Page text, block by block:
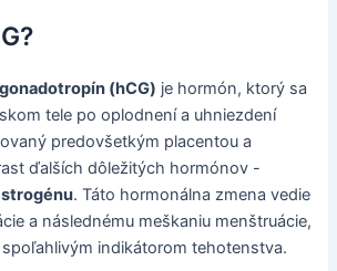
(hCG) je hormón, ktorý sa
tele po oplodnení a uhniezdení
predovšetkým placentou a
ďalších dôležitých hormónov -
. Táto hormonálna zmena vedie
a následnému meškaniu menštruácie,
indikátorom tehotenstva.